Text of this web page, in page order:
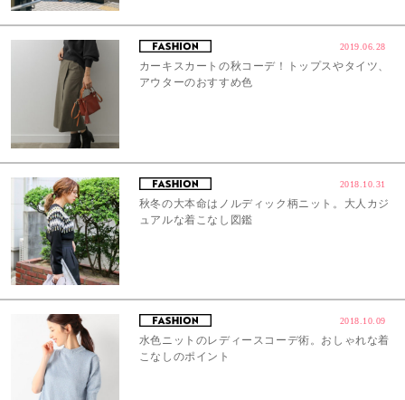
2019.06.28
カーキスカートの秋コーデ！トップスやタイツ、
アウターのおすすめ色
2018.10.31
秋冬の大本命はノルディック柄ニット。大人カジ
ュアルな着こなし図鑑
2018.10.09
水色ニットのレディースコーデ術。おしゃれな着
こなしのポイント